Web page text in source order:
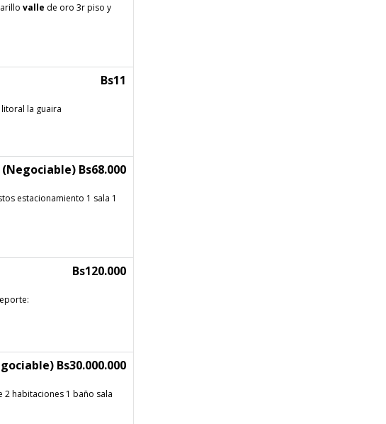
valle de oro 3r piso y
Bs11
la guaira
(Negociable) Bs68.000
estacionamiento 1 sala 1
Bs120.000
Bs30.000.000
2 habitaciones 1 baño sala